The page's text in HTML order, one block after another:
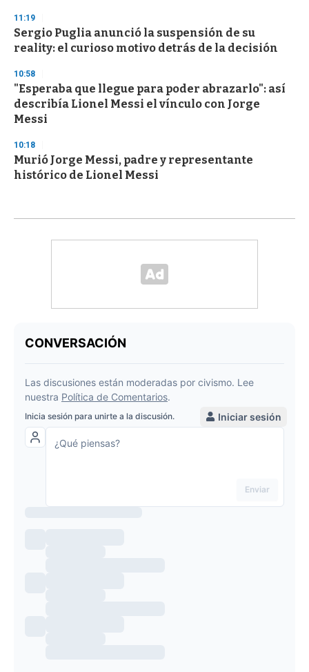
11:19
Sergio Puglia anunció la suspensión de su
reality: el curioso motivo detrás de la decisión
10:58
"Esperaba que llegue para poder abrazarlo": así
describía Lionel Messi el vínculo con Jorge
Messi
10:18
Murió Jorge Messi, padre y representante
histórico de Lionel Messi